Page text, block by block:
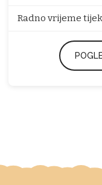
Radno vrijeme